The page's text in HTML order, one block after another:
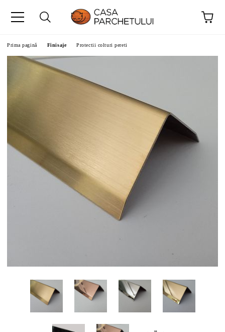
Prima pagină Finisaje Protectii colturi pereti